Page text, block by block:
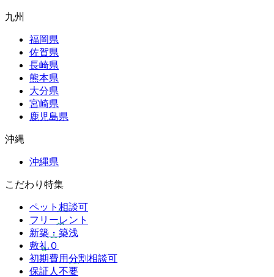
九州
福岡県
佐賀県
長崎県
熊本県
大分県
宮崎県
鹿児島県
沖縄
沖縄県
こだわり特集
ペット相談可
フリーレント
新築・築浅
敷礼０
初期費用分割相談可
保証人不要